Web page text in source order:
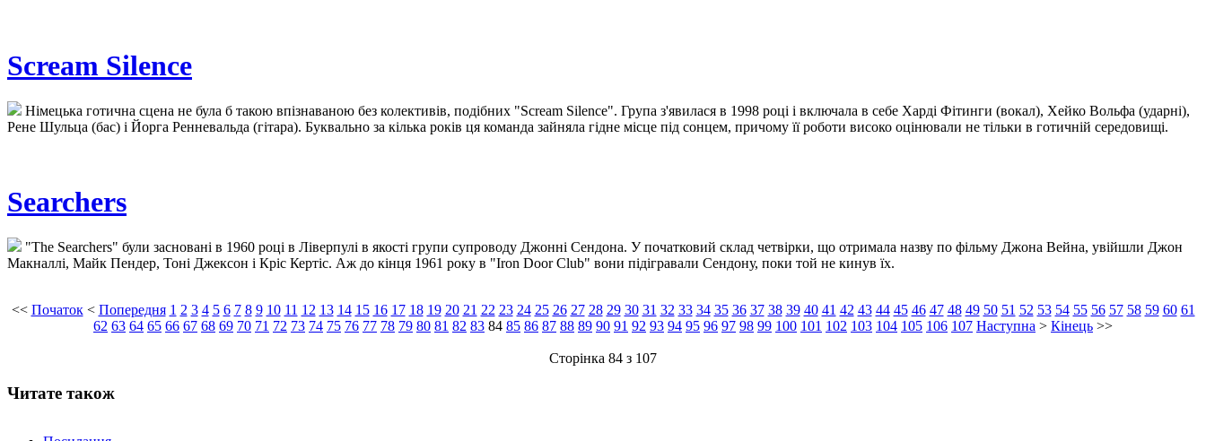
Scream Silence
Німецька готична сцена не була б такою впізнаваною без колективів, подібних "Scream Silence". Група з'явилася в 1998 році і включала в себе Харді Фітинги (вокал), Хейко Вольфа (ударні),
Рене Шульца (бас) і Йорга Ренневальда (гітара). Буквально за кілька років ця команда зайняла гідне місце під сонцем, причому її роботи високо оцінювали не тільки в готичній середовищі.
Searchers
"The Searchers" були засновані в 1960 році в Ліверпулі в якості групи супроводу Джонні Сендона. У початковий склад четвірки, що отримала назву по фільму Джона Вейна, увійшли Джон
Макналлі, Майк Пендер, Тоні Джексон і Кріс Кертіс. Аж до кінця 1961 року в "Iron Door Club" вони підігравали Сендону, поки той не кинув їх.
<< Початок< Попередня 1 2 3 4 5 6 7 8 9 10 11 12 13 14 15 16 17 18 19 20 21 22 23 24 25 26 27 28 29 30 31 32 33 34 35 36 37 38 39 40 41 42 43 44 45 46 47 48 49 50 51 52 53 54 55 56 57 58 59 60 61
62 63 64 65 66 67 68 69 70 71 72 73 74 75 76 77 78 79 80 81 82 83 84 85 86 87 88 89 90 91 92 93 94 95 96 97 98 99 100 101 102 103 104 105 106 107 Наступна > Кінець >>
Сторінка 84 з 107
Читате також